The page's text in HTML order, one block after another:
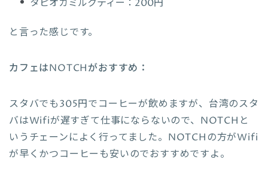
タピオカミルクティー：200円
と言った感じです。
カフェはNOTCHがおすすめ：
スタバでも305円でコーヒーが飲めますが、台湾のスタ
バはWifiが遅すぎて仕事にならないので、NOTCHと
いうチェーンによく行ってました。NOTCHの方がWifi
が早くかつコーヒーも安いのでおすすめですよ。